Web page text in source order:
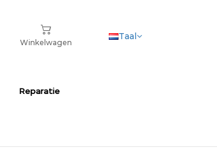
Winkelwagen
Taal
Reparatie